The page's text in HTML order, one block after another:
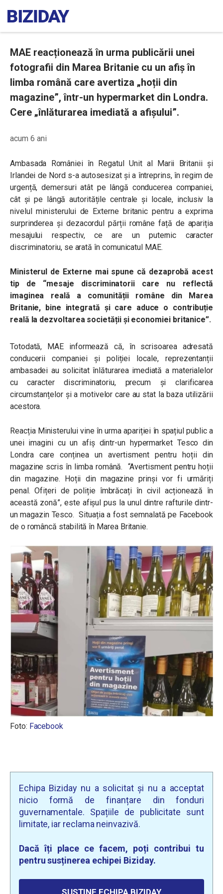
MAE reacționează în urma publicării unei
fotografii din Marea Britanie cu un afiș în
limba română care avertiza „hoții din
magazine”, într-un hypermarket din Londra.
Cere „înlăturarea imediată a afișului”.
acum 6 ani
Ambasada României în Regatul Unit al Marii Britanii și
Irlandei de Nord s-a autosesizat și a întreprins, în regim de
urgență, demersuri atât pe lângă conducerea companiei,
cât și pe lângă autoritățile centrale și locale, inclusiv la
nivelul ministerului de Externe britanic pentru a exprima
surprinderea și dezacordul părții române față de apariția
mesajului respectiv, ce are un puternic caracter
discriminatoriu, se arată în comunicatul MAE.
Ministerul de Externe mai spune că dezaprobă acest
tip de “mesaje discriminatorii care nu reflectă
imaginea reală a comunității române din Marea
Britanie, bine integrată și care aduce o contribuție
reală la dezvoltarea societății și economiei britanice”.
Totodată, MAE informează că, în scrisoarea adresată
conducerii companiei și poliției locale, reprezentanții
ambasadei au solicitat înlăturarea imediată a materialelor
cu caracter discriminatoriu, precum și clarificarea
circumstanțelor și a motivelor care au stat la baza utilizării
acestora.
Reacția Ministerului vine în urma apariției în spațiul public a
unei imagini cu un afiș dintr-un hypermarket Tesco din
Londra care conținea un avertisment pentru hoții din
magazine scris în limba română. “Avertisment pentru hoții
din magazine. Hoții din magazine prinși vor fi urmăriți
penal. Ofițeri de poliție îmbrăcați în civil acționează în
această zonă”, este afișul pus la unul dintre rafturile dintr-
un magazin Tesco. Situația a fost semnalată pe Facebook
de o româncă stabilită în Marea Britanie.
Foto: Facebook
Echipa Biziday nu a solicitat și nu a acceptat
nicio formă de finanțare din fonduri
guvernamentale. Spațiile de publicitate sunt
limitate, iar reclama neinvazivă.
Dacă îți place ce facem, poți contribui tu
pentru susținerea echipei Biziday.